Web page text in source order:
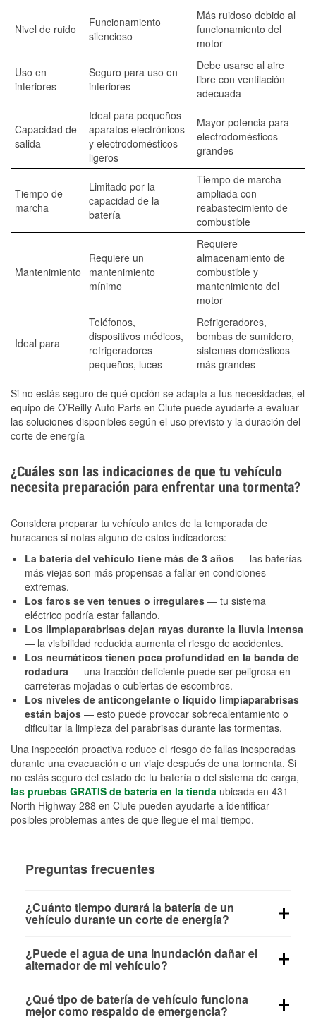
Nivel de ruido
Funcionamiento
silencioso
Más ruidoso debido al
funcionamiento del
motor
Uso en
interiores
Seguro para uso en
interiores
Debe usarse al aire
libre con ventilación
adecuada
Capacidad de
salida
Ideal para pequeños
aparatos electrónicos
y electrodomésticos
ligeros
Mayor potencia para
electrodomésticos
grandes
Tiempo de
marcha
Limitado por la
capacidad de la
batería
Tiempo de marcha
ampliada con
reabastecimiento de
combustible
Mantenimiento
Requiere un
mantenimiento
mínimo
Requiere
almacenamiento de
combustible y
mantenimiento del
motor
Ideal para
Teléfonos,
dispositivos médicos,
refrigeradores
pequeños, luces
Refrigeradores,
bombas de sumidero,
sistemas domésticos
más grandes
Si no estás seguro de qué opción se adapta a tus necesidades, el
equipo de O’Reilly Auto Parts en Clute puede ayudarte a evaluar
las soluciones disponibles según el uso previsto y la duración del
corte de energía
¿Cuáles son las indicaciones de que tu vehículo
necesita preparación para enfrentar una tormenta?
Considera preparar tu vehículo antes de la temporada de
huracanes si notas alguno de estos indicadores:
La batería del vehículo tiene más de 3 años — las baterías
más viejas son más propensas a fallar en condiciones
extremas.
Los faros se ven tenues o irregulares — tu sistema
eléctrico podría estar fallando.
Los limpiaparabrisas dejan rayas durante la lluvia intensa
— la visibilidad reducida aumenta el riesgo de accidentes.
Los neumáticos tienen poca profundidad en la banda de
rodadura — una tracción deficiente puede ser peligrosa en
carreteras mojadas o cubiertas de escombros.
Los niveles de anticongelante o líquido limpiaparabrisas
están bajos — esto puede provocar sobrecalentamiento o
dificultar la limpieza del parabrisas durante las tormentas.
Una inspección proactiva reduce el riesgo de fallas inesperadas
durante una evacuación o un viaje después de una tormenta. Si
no estás seguro del estado de tu batería o del sistema de carga,
las pruebas GRATIS de batería en la tienda ubicada en 431
North Highway 288 en Clute pueden ayudarte a identificar
posibles problemas antes de que llegue el mal tiempo.
Preguntas frecuentes
¿Cuánto tiempo durará la batería de un
vehículo durante un corte de energía?
alimentar pequeños accesorios durante un tiempo
limitado, pero el uso repetido sin conducir el vehículo
contar con un equipo de carga de respaldo para
cortes prolongados.
¿Puede el agua de una inundación dañar el
alternador de mi vehículo?
parte baja del compartimento del motor y pueden
dañarse si se sumergen, lo que puede provocar una
¿Qué tipo de batería de vehículo funciona
mejor como respaldo de emergencia?